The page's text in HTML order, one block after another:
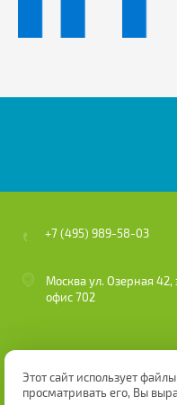
+7 (495) 989-58-03
Москва ул. Озерная 42,
офис 702
Этот сайт использует
просматривать его, Вы